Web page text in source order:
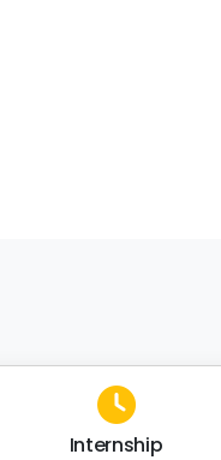
Internship